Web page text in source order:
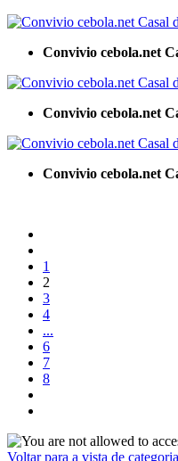
Convivio cebola.net
Convivio cebola.net
Convivio cebola.net
1
2
3
4
...
6
7
8
Voltar para a vista de